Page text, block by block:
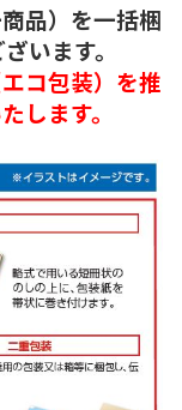
品）を一括梱
います。
コ包装）を推
します。